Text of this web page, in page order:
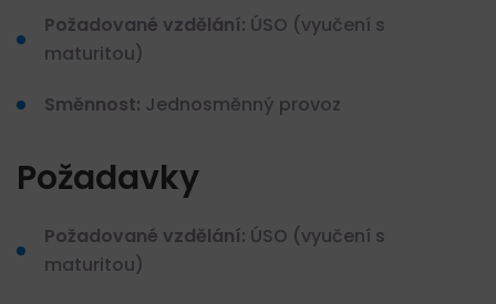
Požadované vzdělání: ÚSO (vyučení s
maturitou)
Směnnost: Jednosměnný provoz
Požadavky
Požadované vzdělání: ÚSO (vyučení s
maturitou)